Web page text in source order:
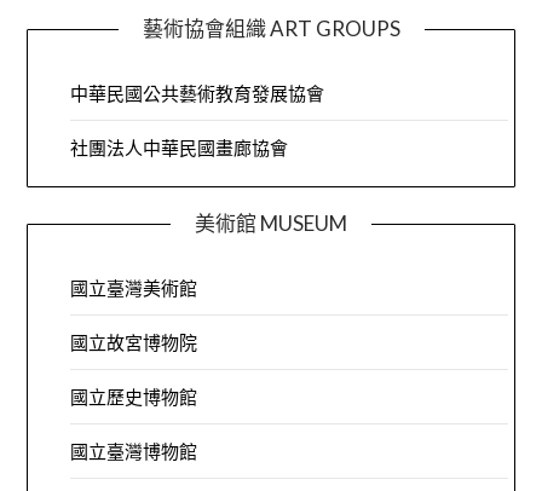
藝術協會組織 ART GROUPS
中華民國公共藝術教育發展協會
社團法人中華民國畫廊協會
美術館 MUSEUM
國立臺灣美術館
國立故宮博物院
國立歷史博物館
國立臺灣博物館